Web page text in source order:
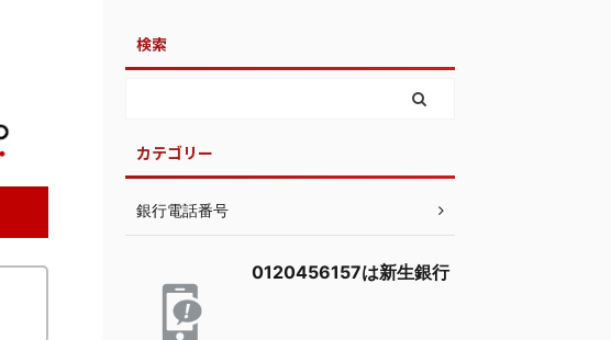
検索
カテゴリー
銀行電話番号
0120456157は新生銀行